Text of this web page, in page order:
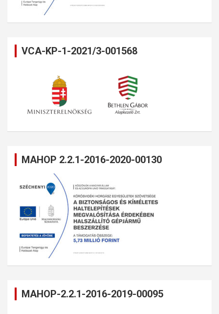
VCA-KP-1-2021/3-001568
MAHOP 2.2.1-2016-2020-00130
MAHOP-2.2.1-2016-2019-00095